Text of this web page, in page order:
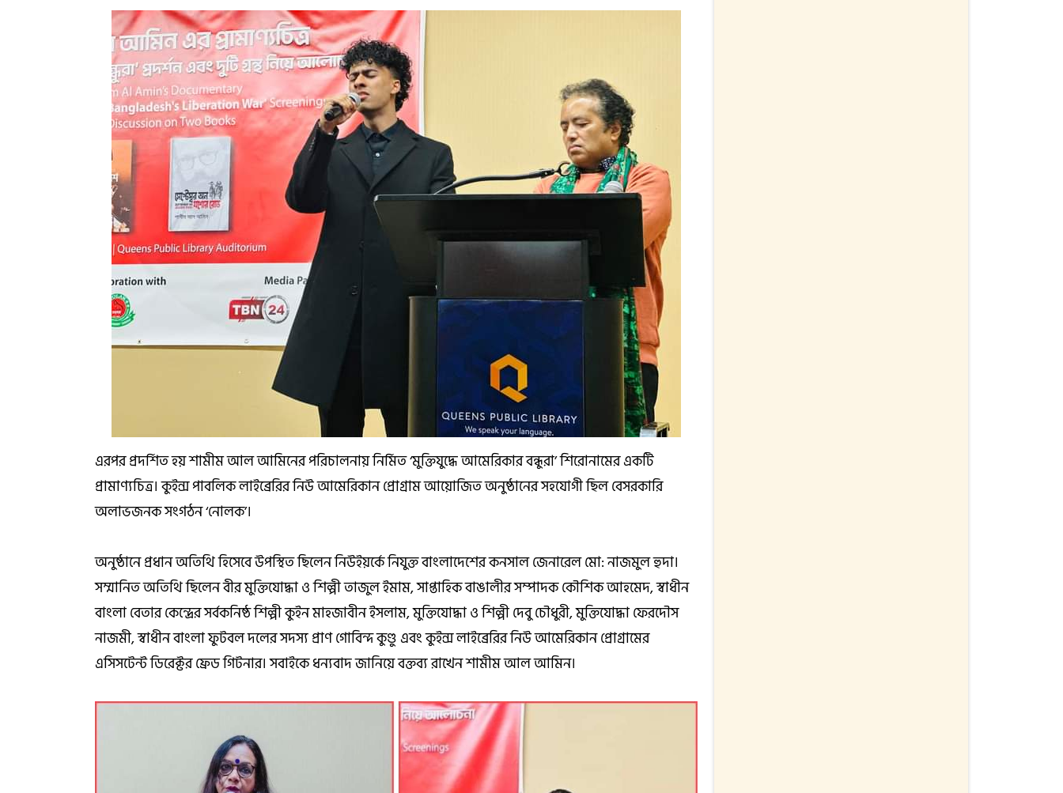
এরপর প্রদর্শিত হয় শামীম আল আমিনের পরিচালনায় নির্মিত ‘মুক্তিযুদ্ধে আমেরিকার বন্ধুরা’ শিরোনামের একটি
প্রামাণ্যচিত্র। কুইন্স পাবলিক লাইব্রেরির নিউ আমেরিকান প্রোগ্রাম আয়োজিত অনুষ্ঠানের সহযোগী ছিল বেসরকারি
অলাভজনক সংগঠন ‘নোলক’।
অনুষ্ঠানে প্রধান অতিথি হিসেবে উপস্থিত ছিলেন নিউইয়র্কে নিযুক্ত বাংলাদেশের কনসাল জেনারেল মো: নাজমুল হুদা।
সম্মানিত অতিথি ছিলেন বীর মুক্তিযোদ্ধা ও শিল্পী তাজুল ইমাম, সাপ্তাহিক বাঙালীর সম্পাদক কৌশিক আহমেদ, স্বাধীন
বাংলা বেতার কেন্দ্রের সর্বকনিষ্ঠ শিল্পী কুইন মাহজাবীন ইসলাম, মুক্তিযোদ্ধা ও শিল্পী দেবু চৌধুরী, মুক্তিযোদ্ধা ফেরদৌস
নাজমী, স্বাধীন বাংলা ফুটবল দলের সদস্য প্রাণ গোবিন্দ কুণ্ডু এবং কুইন্স লাইব্রেরির নিউ আমেরিকান প্রোগ্রামের
এসিসটেন্ট ডিরেক্টর ফ্রেড গিটনার। সবাইকে ধন্যবাদ জানিয়ে বক্তব্য রাখেন শামীম আল আমিন।